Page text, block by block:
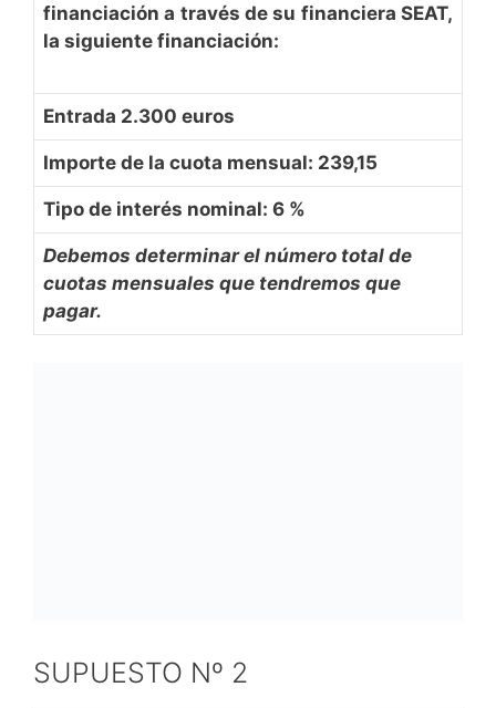
financiación a través de su financiera SEAT,
la siguiente financiación:
Entrada 2.300 euros
Importe de la cuota mensual: 239,15
Tipo de interés nominal: 6 %
Debemos determinar el número total de
cuotas mensuales que tendremos que
pagar.
SUPUESTO Nº 2